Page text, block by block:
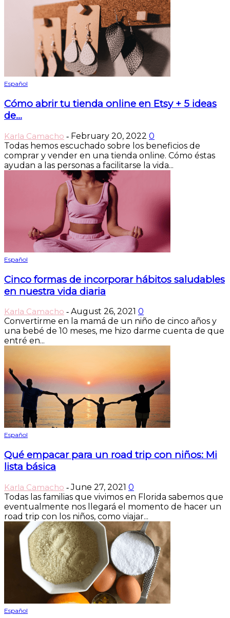
Español
Cómo abrir tu tienda online en Etsy + 5 ideas
de...
Karla Camacho - February 20, 2022 0
Todas hemos escuchado sobre los beneficios de
comprar y vender en una tienda online. Cómo éstas
ayudan a las personas a facilitarse la vida...
Español
Cinco formas de incorporar hábitos saludables
en nuestra vida diaria
Karla Camacho - August 26, 2021 0
Convertirme en la mamá de un niño de cinco años y
una bebé de 10 meses, me hizo darme cuenta de que
entré en...
Español
Qué empacar para un road trip con niños: Mi
lista básica
Karla Camacho - June 27, 2021 0
Todas las familias que vivimos en Florida sabemos que
eventualmente nos llegará el momento de hacer un
road trip con los niños, como viajar...
Español